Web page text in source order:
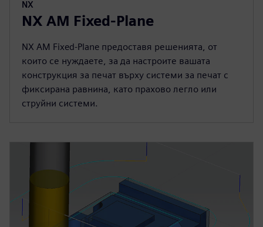
NX
NX AM Fixed-Plane
NX AM Fixed-Plane предоставя решенията, от
които се нуждаете, за да настроите вашата
конструкция за печат върху системи за печат с
фиксирана равнина, като прахово легло или
струйни системи.